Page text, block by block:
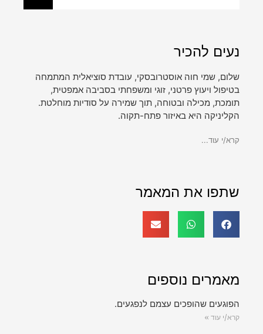
נעים להכיר
שלום, שמי חוה אוסטרובסקי, עובדת סוציאלית המתמחה
בטיפול ויעוץ פרטני, זוגי ומשפחתי בסביבה אמפטית,
תומכת, מכילה ובטוחה, תוך שמירה על סודיות מוחלטת.
הקליניקה היא באיזור פתח-תקוה.
קרא/י עוד...
שתפו את המאמר
מאמרים נוספים
הפוגעים שהופכים עצמם לנפגעים.
קרא/י עוד »